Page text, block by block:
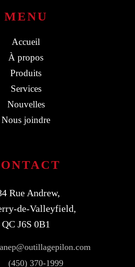
MENU
Accueil
À propos
Produits
Services
Nouvelles
Nous joindre
Rue Andrew,
de-Valleyfield,
QC J6S 0B1
(450) 370-1999